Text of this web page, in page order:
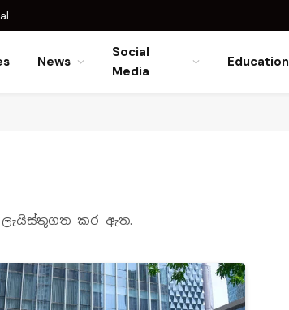
News
Social
Media
Education
ලැයිස්තුගත කර ඇත.